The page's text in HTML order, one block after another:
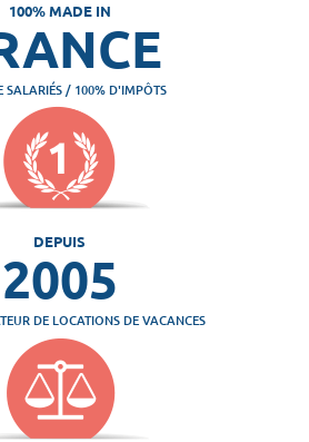
100% MADE IN
SALARIÉS / 100% D'IMPÔTS
DEPUIS
2005
DE LOCATIONS DE VACANCES